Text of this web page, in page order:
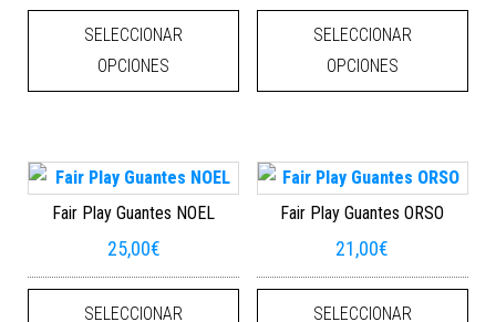
SELECCIONAR
OPCIONES
Este producto tiene múltiples
SELECCIONAR
OPCIONES
Fair Play Guantes NOEL
25,00€
SELECCIONAR
Este producto tiene múltiples
Fair Play Guantes ORSO
21,00€
SELECCIONAR